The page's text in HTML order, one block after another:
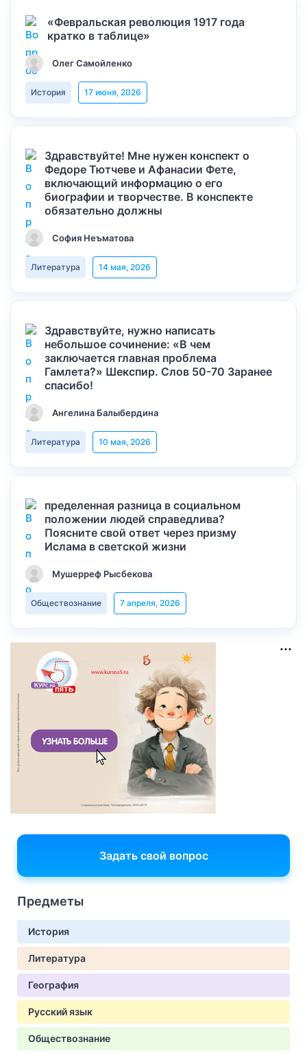
«Февральская революция 1917 года
кратко в таблице»
Олег Самойленко
История 17 июня, 2026
Здравствуйте! Мне нужен конспект о
Федоре Тютчеве и Афанасии Фете,
включающий информацию о его
биографии и творчестве. В конспекте
обязательно должны
София Неъматова
Литература 14 мая, 2026
Здравствуйте, нужно написать
небольшое сочинение: «В чем
заключается главная проблема
Гамлета?» Шекспир. Слов 50-70 Заранее
спасибо!
Ангелина Балыбердина
Литература 10 мая, 2026
пределенная разница в социальном
положении людей справедлива?
Поясните свой ответ через призму
Ислама в светской жизни
Мушерреф Рысбекова
Обществознание 7 апреля, 2026
Задать свой вопрос
Предметы
История
Литература
География
Русский язык
Обществознание